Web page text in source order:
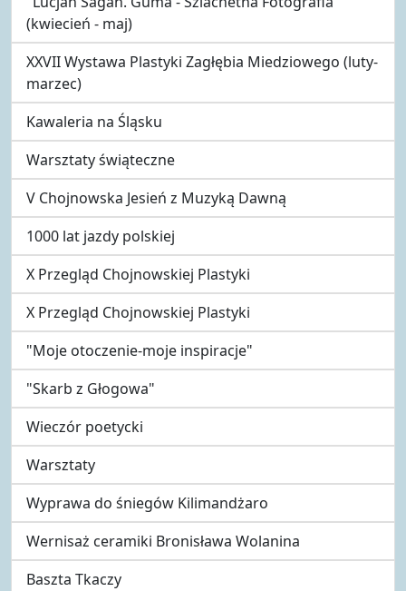
(kwiecień - maj)
XXVII Wystawa Plastyki Zagłębia Miedziowego (luty-
marzec)
Kawaleria na Śląsku
Warsztaty świąteczne
V Chojnowska Jesień z Muzyką Dawną
1000 lat jazdy polskiej
X Przegląd Chojnowskiej Plastyki
X Przegląd Chojnowskiej Plastyki
"Moje otoczenie-moje inspiracje"
"Skarb z Głogowa"
Wieczór poetycki
Warsztaty
Wyprawa do śniegów Kilimandżaro
Wernisaż ceramiki Bronisława Wolanina
Baszta Tkaczy